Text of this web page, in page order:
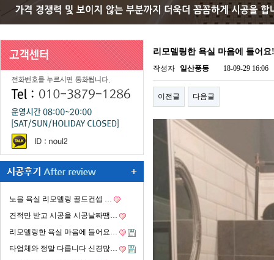
노을 욕실 리모델링 골드컨셉 …
견적만 받고 시공을 시공날짜땜…
리모델링한 욕실 마음에 들어요…
타업체와 정말 다릅니다 신경많…
리모델링한 욕실 마음에 들어요!
작성자 일산풍동 18-09-29 16:06
이전글 다음글